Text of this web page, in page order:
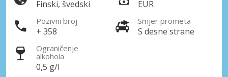
Finski, švedski EUR
Pozivni broj
+ 358
Smjer prometa
S desne strane
Ograničenje
alkohola
0,5 g/l